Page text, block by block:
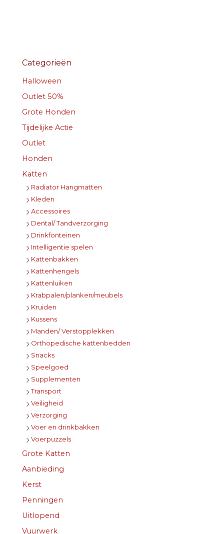
Categorieën
Halloween
Outlet 50%
Grote Honden
Tijdelijke Actie
Outlet
Honden
Katten
Radiator Hangmatten
Kleden
Accessoires
Dental/ Tandverzorging
Drinkfonteinen
Intelligentie spelen
Kattenbakken
Kattenhengels
Kattenluiken
Krabpalen/planken/meubels
Kruiden
Kussens
Manden/ Verstopplekken
Orthopedische kattenbedden
Snacks
Speelgoed
Supplementen
Transport
Veiligheid
Verzorging
Voer en drinkbakken
Voerpuzzels
Grote Katten
Aanbieding
Kerst
Penningen
Uitlopend
Vuurwerk